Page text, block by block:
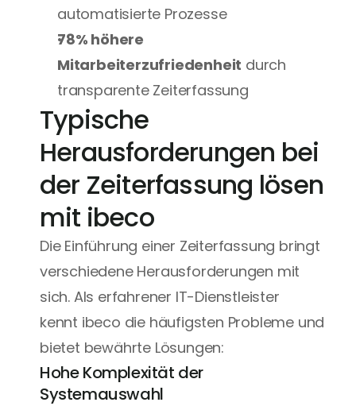
automatisierte Prozesse
78% höhere
Mitarbeiterzufriedenheit durch
transparente Zeiterfassung
Typische
Herausforderungen bei
der Zeiterfassung lösen
mit ibeco
Die Einführung einer Zeiterfassung bringt
verschiedene Herausforderungen mit
sich. Als erfahrener IT-Dienstleister
kennt ibeco die häufigsten Probleme und
bietet bewährte Lösungen:
Hohe Komplexität der
Systemauswahl